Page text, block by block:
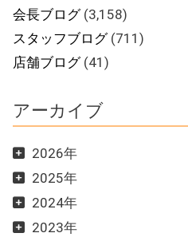
会長ブログ(3,158)
スタッフブログ(711)
店舗ブログ(41)
アーカイブ
2026年
2025年
2024年
2023年